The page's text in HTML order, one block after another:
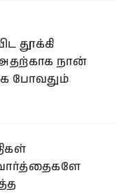
தூக்கி
நான்
போவதும்